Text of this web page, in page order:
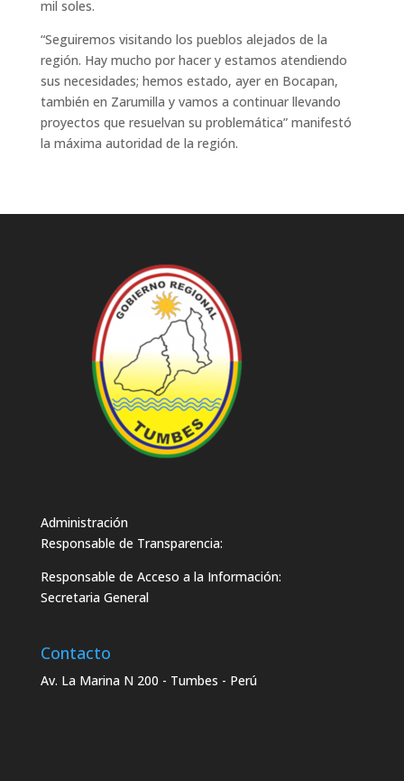
mil soles.
“Seguiremos visitando los pueblos alejados de la
región. Hay mucho por hacer y estamos atendiendo
sus necesidades; hemos estado, ayer en Bocapan,
también en Zarumilla y vamos a continuar llevando
proyectos que resuelvan su problemática” manifestó
la máxima autoridad de la región.
Administración
Responsable de Transparencia:
Responsable de Acceso a la Información:
Secretaria General
Contacto
Av. La Marina N 200 - Tumbes - Perú